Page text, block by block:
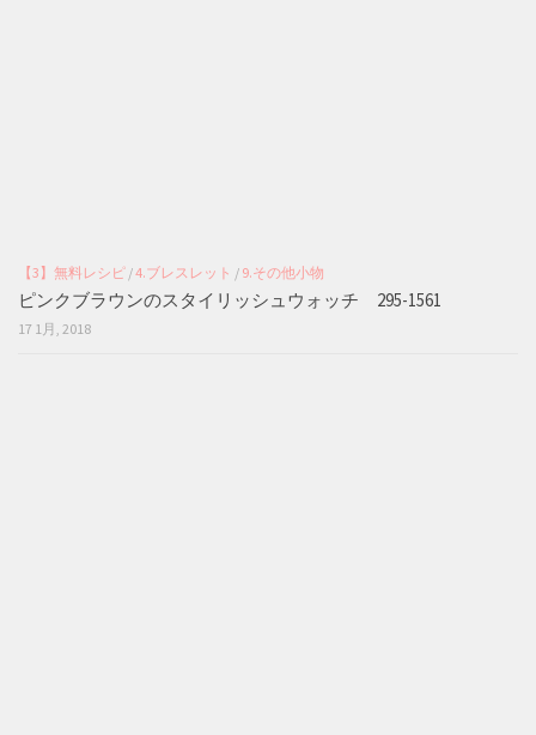
【3】無料レシピ /4.ブレスレット / 9.その他小物
ピンクブラウンのスタイリッシュウォッチ 295-1561
17 1月, 2018